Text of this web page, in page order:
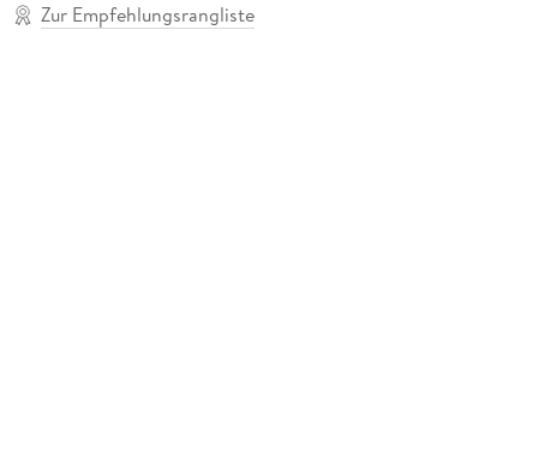
Zur Empfehlungsrangliste